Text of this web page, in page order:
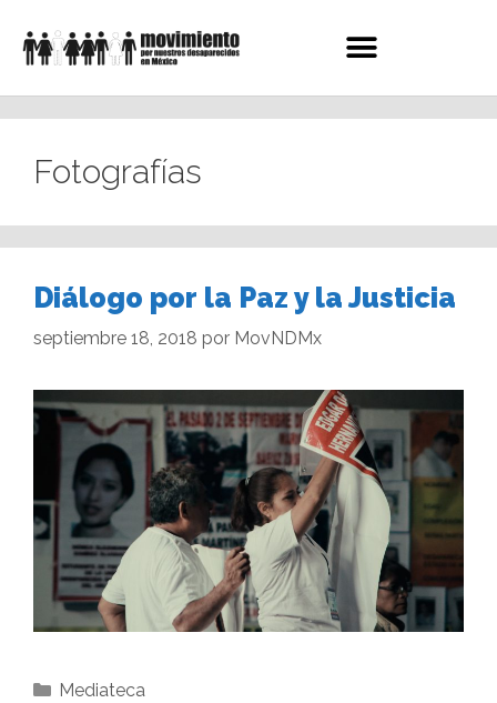
Fotografías
Diálogo por la Paz y la Justicia
septiembre 18, 2018 por MovNDMx
Mediateca